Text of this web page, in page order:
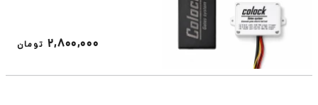
2,800,000 تومان